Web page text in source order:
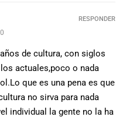
de cultura, con siglos
actuales,poco o nada
que es una pena es que
no sirva para nada
individual la gente no la ha
RESPONDER